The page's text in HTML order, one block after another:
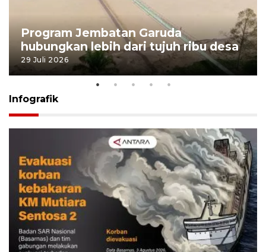
Program Jembatan Garuda
hubungkan lebih dari tujuh ribu desa
29 Juli 2026
Infografik